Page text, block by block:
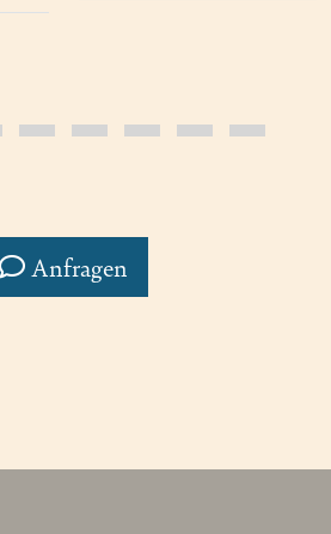
Anfragen